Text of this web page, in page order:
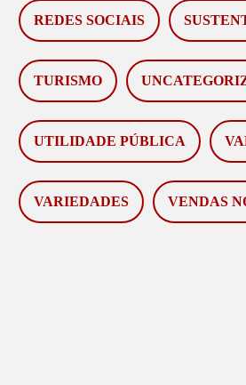
REDES SOCIAIS
TURISMO
UTILIDADE PÚBLICA
VARIEDADES VENDAS